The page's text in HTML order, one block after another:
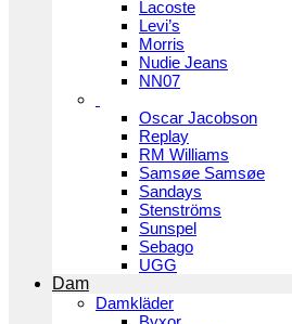
Lacoste
Levi’s
Morris
Nudie Jeans
NN07
Oscar Jacobson
Replay
RM Williams
Samsøe Samsøe
Sandays
Stenströms
Sunspel
Sebago
UGG
Dam
Damkläder